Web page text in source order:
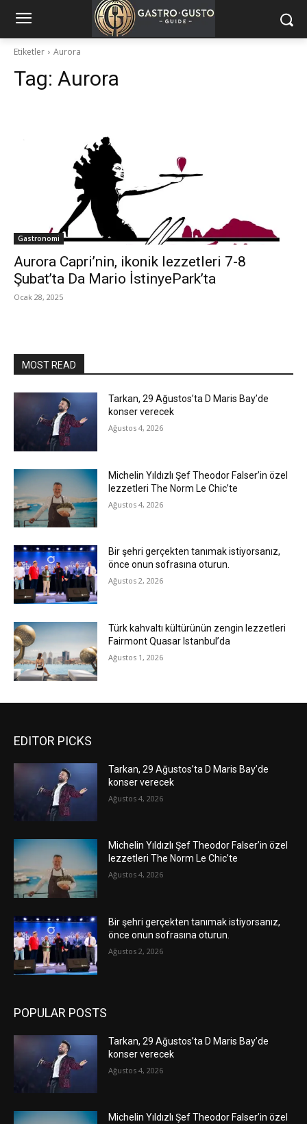
Etiketler Aurora
Tag: Aurora
Gastronomi
Aurora Capri’nin, ikonik lezzetleri 7-8
Şubat’ta Da Mario İstinyePark’ta
Ocak 28, 2025
MOST READ
Tarkan, 29 Ağustos’ta D Maris Bay’de
konser verecek
Ağustos 4, 2026
Michelin Yıldızlı Şef Theodor Falser’in özel
lezzetleri The Norm Le Chic’te
Ağustos 4, 2026
Bir şehri gerçekten tanımak istiyorsanız,
önce onun sofrasına oturun.
Ağustos 2, 2026
Türk kahvaltı kültürünün zengin lezzetleri
Fairmont Quasar Istanbul’da
Ağustos 1, 2026
EDITOR PICKS
Tarkan, 29 Ağustos’ta D Maris Bay’de
konser verecek
Ağustos 4, 2026
Michelin Yıldızlı Şef Theodor Falser’in özel
lezzetleri The Norm Le Chic’te
Ağustos 4, 2026
Bir şehri gerçekten tanımak istiyorsanız,
önce onun sofrasına oturun.
Ağustos 2, 2026
POPULAR POSTS
Tarkan, 29 Ağustos’ta D Maris Bay’de
konser verecek
Ağustos 4, 2026
Michelin Yıldızlı Şef Theodor Falser’in özel